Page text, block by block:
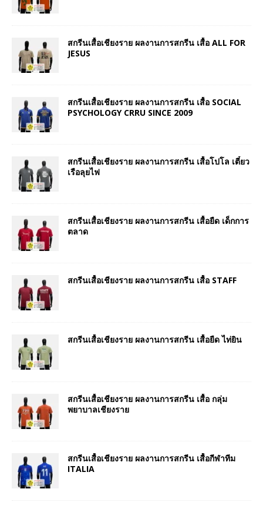
สกรีนเสื้อเชียงราย ผลงานการสกรีน เสื้อ ALL FOR
JESUS
สกรีนเสื้อเชียงราย ผลงานการสกรีน เสื้อ SOCIAL
PSYCHOLOGY CRRU SINCE 2009
สกรีนเสื้อเชียงราย ผลงานการสกรีน เสื้อโปโล เตี๋ยว
เรือลุยไฟ
สกรีนเสื้อเชียงราย ผลงานการสกรีน เสื้อยืด เด็กการ
ตลาด
สกรีนเสื้อเชียงราย ผลงานการสกรีน เสื้อ STAFF
สกรีนเสื้อเชียงราย ผลงานการสกรีน เสื้อยืด ไท่ยิน
สกรีนเสื้อเชียงราย ผลงานการสกรีน เสื้อ กลุ่ม
พยาบาลเชียงราย
สกรีนเสื้อเชียงราย ผลงานการสกรีน เสื้อกีฬาทีม
ITALIA